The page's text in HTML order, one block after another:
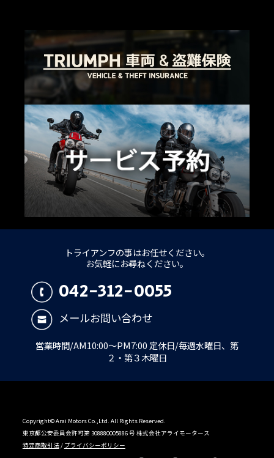
トライアンフの事はお任せください。
お気軽にお尋ねください。
042-312-0055
メールお問い合わせ
営業時間/AM10:00～PM7:00 定休日/毎週水曜日、第
２・第３木曜日
Copyright© Arai Motors Co.,Ltd. All Rights Reserved.
東京都公安委員会許可第 308880005886 号 株式会社アライモータース
特定商取引法/ プライバシーポリシー